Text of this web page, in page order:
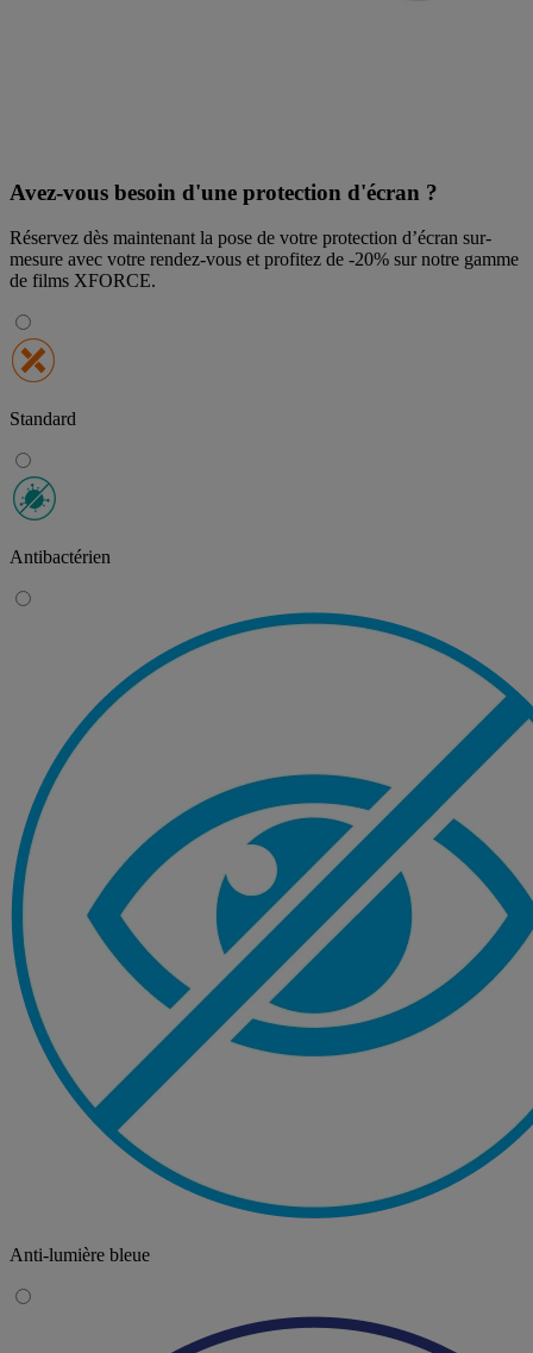
Avez-vous besoin d'une protection d'écran ?
Réservez dès maintenant la pose de votre protection d’écran sur-
mesure avec votre rendez-vous et profitez de -20% sur notre gamme
de films XFORCE.
Standard
Antibactérien
Anti-lumière bleue